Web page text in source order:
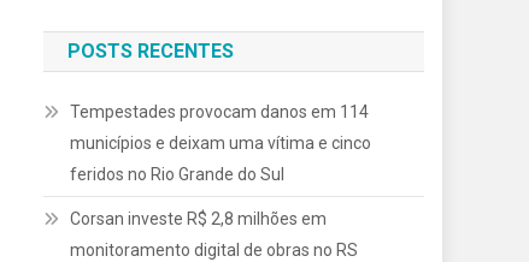
POSTS RECENTES
Tempestades provocam danos em 114
municípios e deixam uma vítima e cinco
feridos no Rio Grande do Sul
Corsan investe R$ 2,8 milhões em
monitoramento digital de obras no RS